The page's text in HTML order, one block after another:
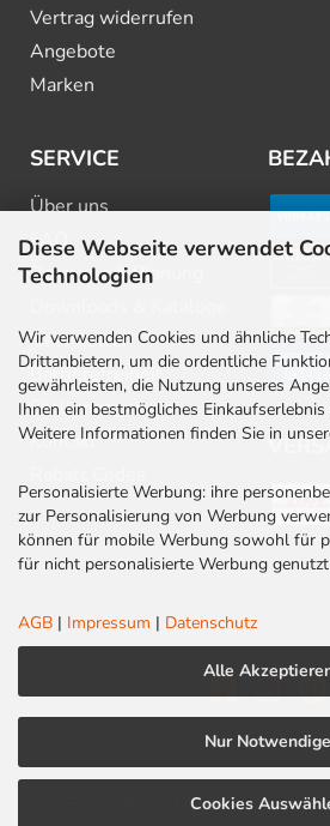
Diese Webseite verwendet
Technologien
Wir verwenden Cookies und ähnliche
Drittanbietern, um die ordentliche
gewährleisten, die Nutzung unseres
Ihnen ein bestmögliches
Weitere Informationen finden Sie in
Personalisierte Werbung: ihre
zur Personalisierung von Werbung
können für mobile Werbung sowohl für
für nicht personalisierte Werbung
AGB | Impressum | Datenschutz
Alle
Nur Notwendige
Cookies
Vertrag widerrufen
Angebote
Marken
SERVICE
Über uns
FAQ
Beratung & Planung
Newsletter
Barrierefreiheit
Stellenangebote
Kontakt
Impressum |
LED Centrum | Qualität und